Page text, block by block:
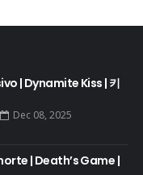
| Dynamite Kiss | 키
Dec 08, 2025
| Death’s Game |